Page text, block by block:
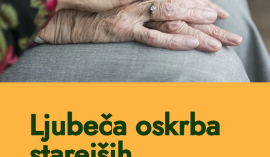
Ljubeča oskrba